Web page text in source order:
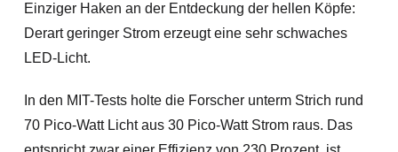
Einziger Haken an der Entdeckung der hellen Köpfe:
Derart geringer Strom erzeugt eine sehr schwaches
LED-Licht.
In den MIT-Tests holte die Forscher unterm Strich rund
70 Pico-Watt Licht aus 30 Pico-Watt Strom raus. Das